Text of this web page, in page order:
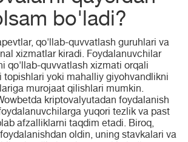
bo'ladi?
qo'llab-quvvatlash guruhlari va
xizmatlar kiradi. Foydalanuvchilar
qo'llab-quvvatlash xizmati orqali
topishlari yoki mahalliy giyohvandlikni
murojaat qilishlari mumkin.
kriptovalyutadan foydalanish
yuqori tezlik va past
afzalliklarni taqdim etadi. Biroq,
oldin, uning stavkalari va